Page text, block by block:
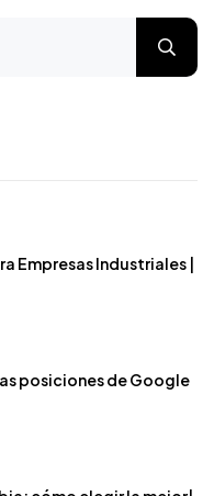
Empresas Industriales |
posiciones de Google